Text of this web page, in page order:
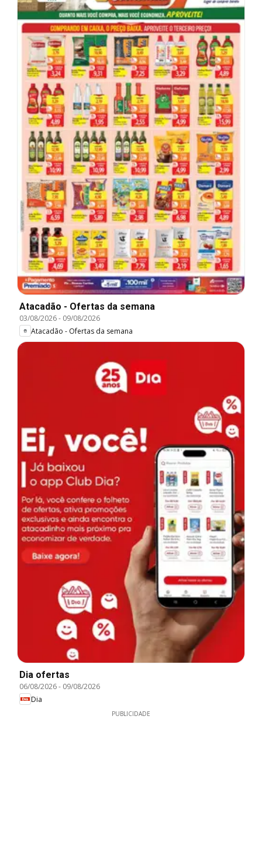
Atacadão - Ofertas da semana
03/08/2026- 09/08/2026
Atacadão - Ofertas da semana
Dia ofertas
06/08/2026- 09/08/2026
Dia
PUBLICIDADE